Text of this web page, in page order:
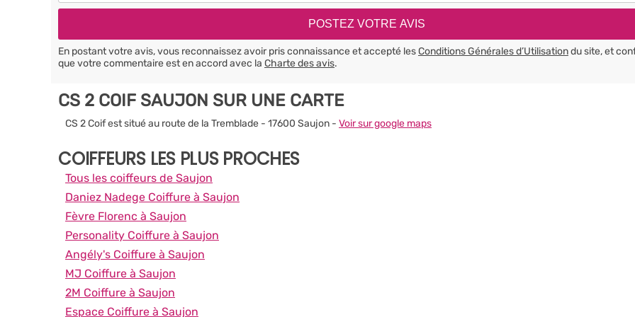
En postant votre avis, vous reconnaissez avoir pris connaissance et accepté lesConditions Générales d’Utilisationdu site, et
que votre commentaire est en accord avec la Charte des avis.
CS 2 COIF SAUJON SUR UNE CARTE
CS 2 Coif est situé au route de la Tremblade - 17600 Saujon - Voir sur google maps
COIFFEURS LES PLUS PROCHES
Tous les coiffeurs de Saujon
Daniez Nadege Coiffure à Saujon
Fèvre Florenc à Saujon
Personality Coiffure à Saujon
Angély's Coiffure à Saujon
MJ Coiffure à Saujon
2M Coiffure à Saujon
Espace Coiffure à Saujon